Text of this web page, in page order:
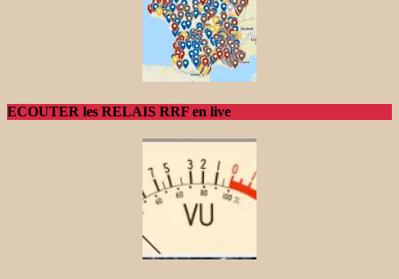
ECOUTER les RELAIS RRF en live